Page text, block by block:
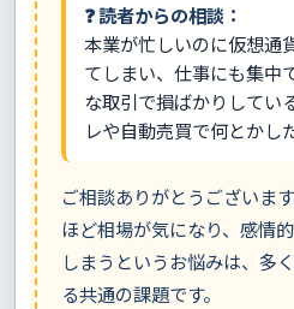
❓ 読者からの相談：
本業が忙しいのに仮想通
てしまい、仕事にも集中
な取引で損ばかりしてい
レや自動売買で何とかし
ご相談ありがとうございま
ほど相場が気になり、感情
しまうというお悩みは、多
る共通の課題です。